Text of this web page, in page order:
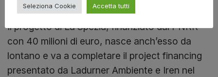
Il progetto di La Spezia, finanziato dal PNRR
con 40 milioni di euro, nasce anch’esso da
lontano e va a completare il project financing
presentato da Ladurner Ambiente e Iren nel
Seleziona Cookie Accetta tutti